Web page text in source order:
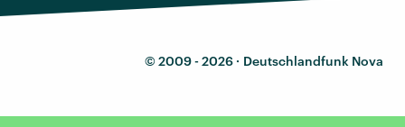
© 2009 - 2026 · Deutschlandfunk Nova